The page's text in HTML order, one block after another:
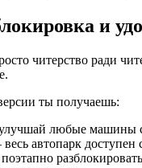
и
читерство ради
ты получаешь:
любые машины
автопарк доступен